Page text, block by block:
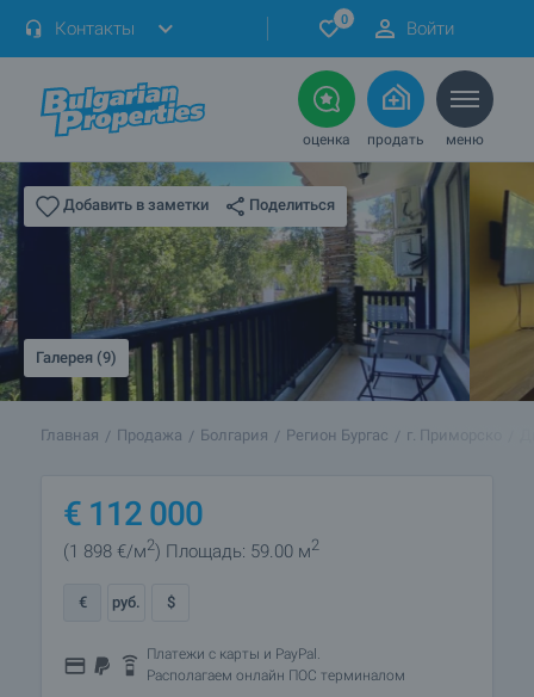
Контакты 0 Войти
оценка продать меню
Добавить в заметки Поделиться
Галерея (9)
Главная Продажа Болгария Регион Бургас г. Приморско
€ 112 000
(1 898 €/м2) Площадь: 59.00 м2
€ руб. $
Платежи с карты и PayPal.
Располагаем онлайн ПОС терминалом